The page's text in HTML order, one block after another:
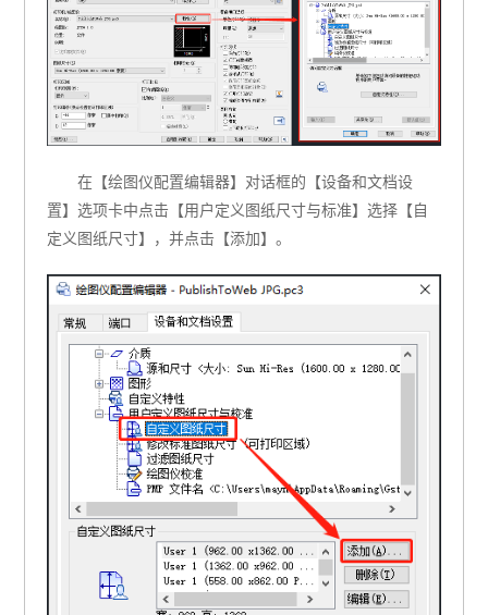
在【绘图仪配置编辑器】对话框的【设备和文档设
置】选项卡中点击【用户定义图纸尺寸与标准】选择【自
定义图纸尺寸】，并点击【添加】。